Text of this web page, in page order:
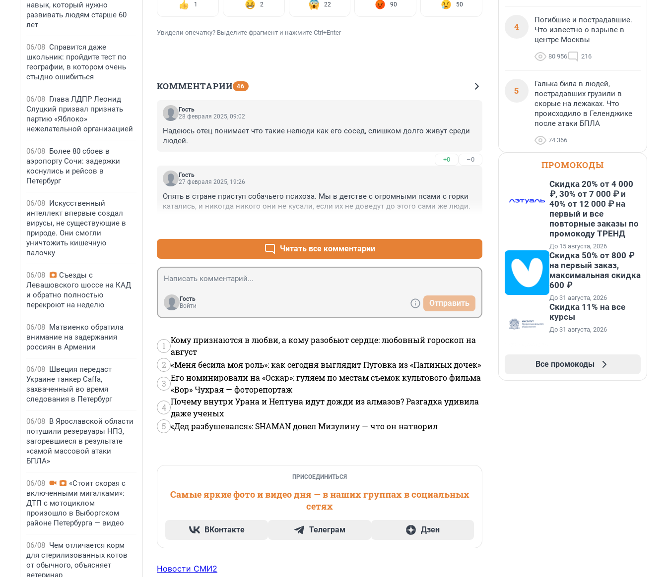
навык, который нужно
развивать людям старше 60
лет
06/08 Справится даже
школьник: пройдите тест по
географии, в котором очень
стыдно ошибиться
06/08 Глава ЛДПР Леонид
Слуцкий призвал признать
партию «Яблоко»
нежелательной организацией
06/08 Более 80 сбоев в
аэропорту Сочи: задержки
коснулись и рейсов в
Петербург
06/08 Искусственный
интеллект впервые создал
вирусы, не существующие в
природе. Они смогли
уничтожить кишечную
палочку
06/08
Съезды с
Левашовского шоссе на КАД
и обратно полностью
перекроют на неделю
06/08 Матвиенко обратила
внимание на задержания
россиян в Армении
06/08 Швеция передаст
Украине танкер Caffa,
захваченный во время
следования в Петербург
06/08 В Ярославской области
потушили резервуары НПЗ,
загоревшиеся в результате
«самой массовой атаки
БПЛА»
06/08
«Стоит скорая с
включенными мигалками»:
ДТП с мотоциклом
произошло в Выборгском
районе Петербурга — видео
06/08 Чем отличается корм
для стерилизованных котов
от обычного, объясняет
ветеринар
1 2 22 90 50
Увидели опечатку? Выделите фрагмент и нажмите Ctrl+Enter
КОММЕНТАРИИ 46
Гость
28 февраля 2025, 09:02
Надеюсь отец понимает что такие нелюди как его сосед, слишком долго живут среди
людей.
+0 –0
Гость
27 февраля 2025, 19:26
Опять в стране приступ собачьего психоза. Мы в детстве с огромными псами с горки
катались, и никогда никого они не кусали, если их не доведут до этого сами же люди.
Читать все комментарии
Гость
Войти
Отправить
1
Кому признаются в любви, а кому разобьют сердце: любовный гороскоп на
август
2 «Меня бесила моя роль»: как сегодня выглядит Пуговка из «Папиных дочек»
3
Его номинировали на «Оскар»: гуляем по местам съемок культового фильма
«Вор» Чухрая — фоторепортаж
4
Почему внутри Урана и Нептуна идут дожди из алмазов? Разгадка удивила
даже ученых
5 «Дед разбушевался»: SHAMAN довел Мизулину — что он натворил
ПРИСОЕДИНИТЬСЯ
Самые яркие фото и видео дня — в наших группах в социальных
сетях
ВКонтакте Телеграм Дзен
Новости СМИ2
4
Погибшие и пострадавшие.
Что известно о взрыве в
центре Москвы
80 956 216
5
Галька била в людей,
пострадавших грузили в
скорые на лежаках. Что
происходило в Геленджике
после атаки БПЛА
74 366
ПРОМОКОДЫ
Скидка 20% от 4 000
₽, 30% от 7 000 ₽ и
40% от 12 000 ₽ на
первый и все
повторные заказы по
промокоду ТРЕНД
До 15 августа, 2026
Скидка 50% от 800 ₽
на первый заказ,
максимальная скидка
600 ₽
До 31 августа, 2026
Скидка 11% на все
курсы
До 31 августа, 2026
Все промокоды